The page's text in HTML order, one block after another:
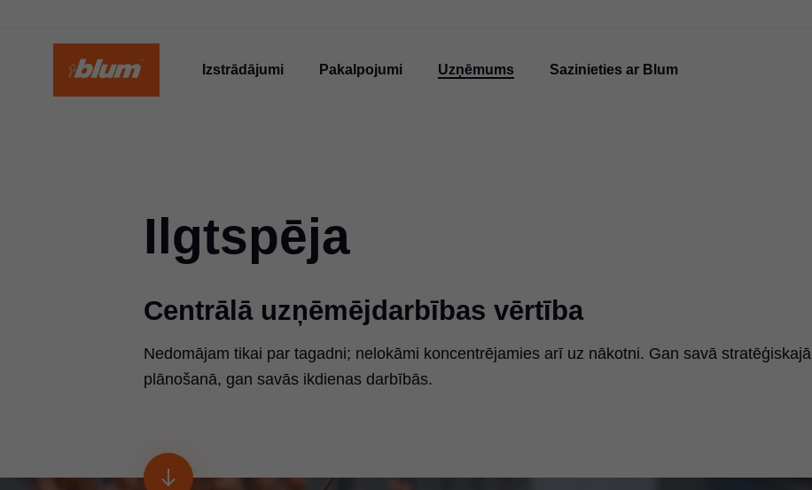
Izstrādājumi Pakalpojumi Uzņēmums Sazinieties ar Blum
Ilgtspēja
Centrālā uzņēmējdarbības vērtība
Nedomājam tikai par tagadni; nelokāmi koncentrējamies arī uz nākotni. Gan savā stratēģiskajā
plānošanā, gan savās ikdienas darbībās.